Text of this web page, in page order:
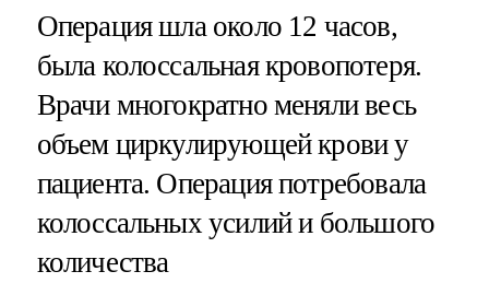
Операция шла около 12 часов,
была колоссальная кровопотеря.
Врачи многократно меняли весь
объем циркулирующей крови у
пациента. Операция потребовала
колоссальных усилий и большого
количества